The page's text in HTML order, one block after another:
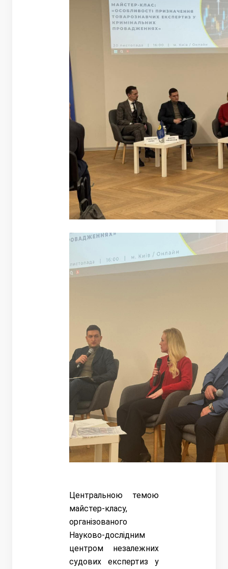
Центральною темою
майстер-класу,
організованого
Науково-дослідним
центром незалежних
судових експертиз у